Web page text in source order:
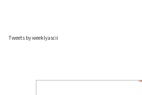
Tweets by weeklyascii